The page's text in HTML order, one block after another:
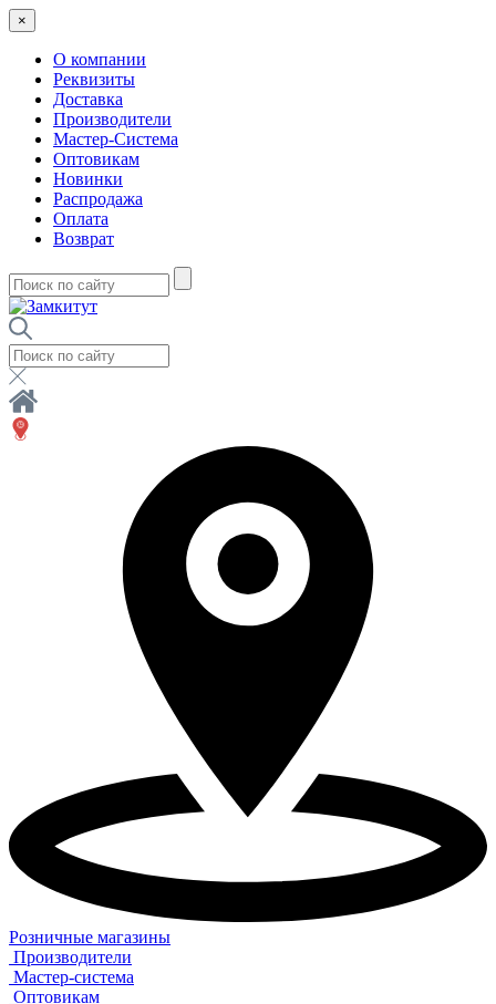
×
О компании
Реквизиты
Доставка
Производители
Мастер-Система
Оптовикам
Новинки
Распродажа
Оплата
Возврат
Розничные магазины
Производители
Мастер-система
Оптовикам